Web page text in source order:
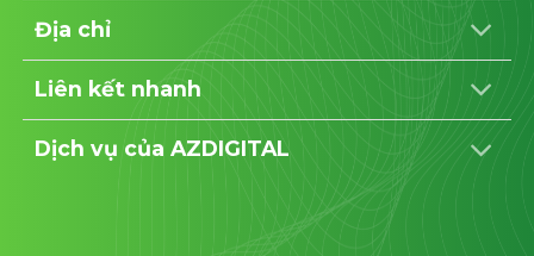
Địa chỉ
Liên kết nhanh
Dịch vụ của AZDIGITAL